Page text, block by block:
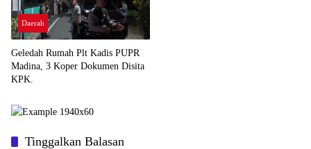
Daerah
Geledah Rumah Plt Kadis PUPR
Madina, 3 Koper Dokumen Disita
KPK.
Tinggalkan Balasan